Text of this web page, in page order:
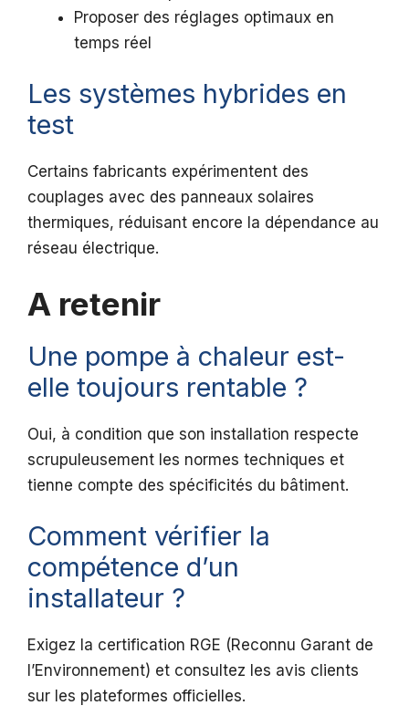
Proposer des réglages optimaux en
temps réel
Les systèmes hybrides en
test
Certains fabricants expérimentent des
couplages avec des panneaux solaires
thermiques, réduisant encore la dépendance au
réseau électrique.
A retenir
Une pompe à chaleur est-
elle toujours rentable ?
Oui, à condition que son installation respecte
scrupuleusement les normes techniques et
tienne compte des spécificités du bâtiment.
Comment vérifier la
compétence d’un
installateur ?
Exigez la certification RGE (Reconnu Garant de
l’Environnement) et consultez les avis clients
sur les plateformes officielles.